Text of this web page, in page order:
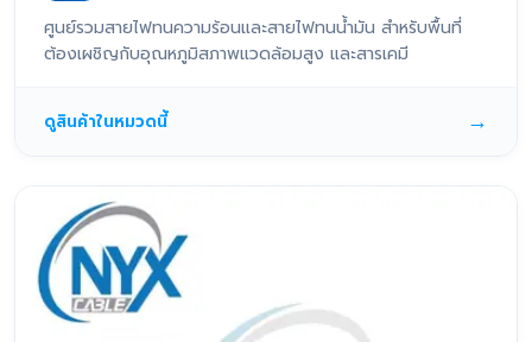
ศูนย์รวมสายไฟทนความร้อนและสายไฟทนน้ำมัน สำหรับพื้นที่
ต้องเผชิญกับอุณหภูมิสภาพแวดล้อมสูง และสารเคมี
ดูสินค้าในหมวดนี้ →